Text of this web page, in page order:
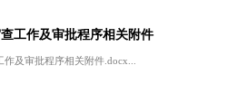
工作及审批程序相关附件
作及审批程序相关附件.docx...